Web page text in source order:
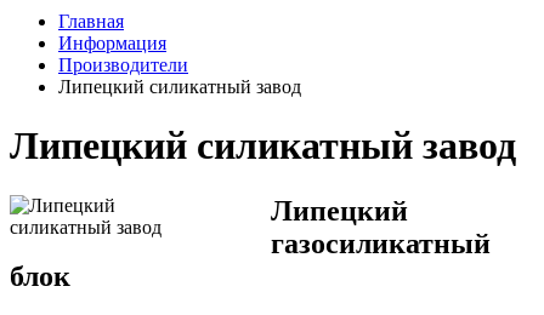
Главная
Информация
Производители
Липецкий силикатный завод
Липецкий силикатный завод
Липецкий
газосиликатный
блок